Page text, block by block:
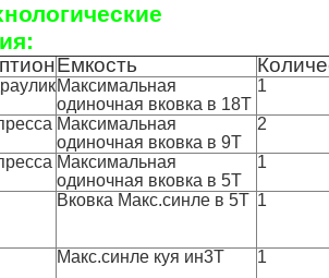
Емкость
Максимальная
одиночная вковка в 18Т
1
Максимальная
одиночная вковка в 9Т
2
Максимальная
одиночная вковка в 5Т
1
Вковка Макс.синле в 5Т 1
Макс.синле куя ин3Т 1